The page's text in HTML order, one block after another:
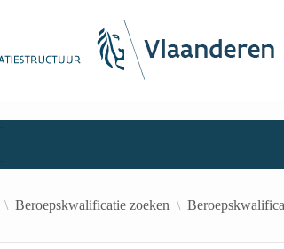
Beroepskwalificatie zoeken